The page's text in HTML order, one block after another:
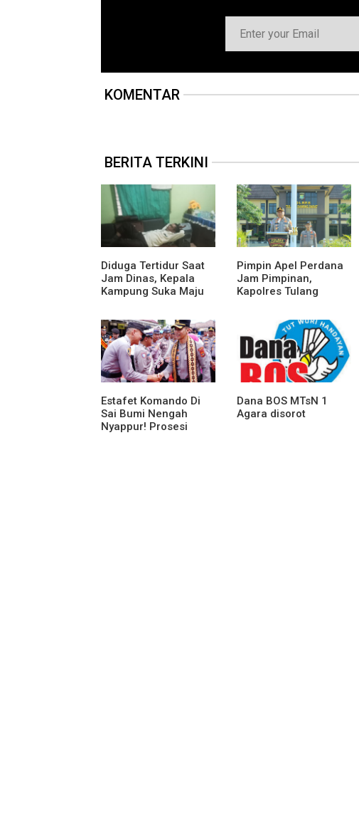
KOMENTAR
BERITA TERKINI
Diduga Tertidur Saat
Jam Dinas, Kepala
Kampung Suka Maju
Media
Pimpin Apel Perdana
Jam Pimpinan,
Kapolres Tulang
Arahan dan
Penekanan Pada
Personil
Estafet Komando Di
Sai Bumi Nengah
Nyappur! Prosesi
Dana BOS MTsN 1
Agara disorot